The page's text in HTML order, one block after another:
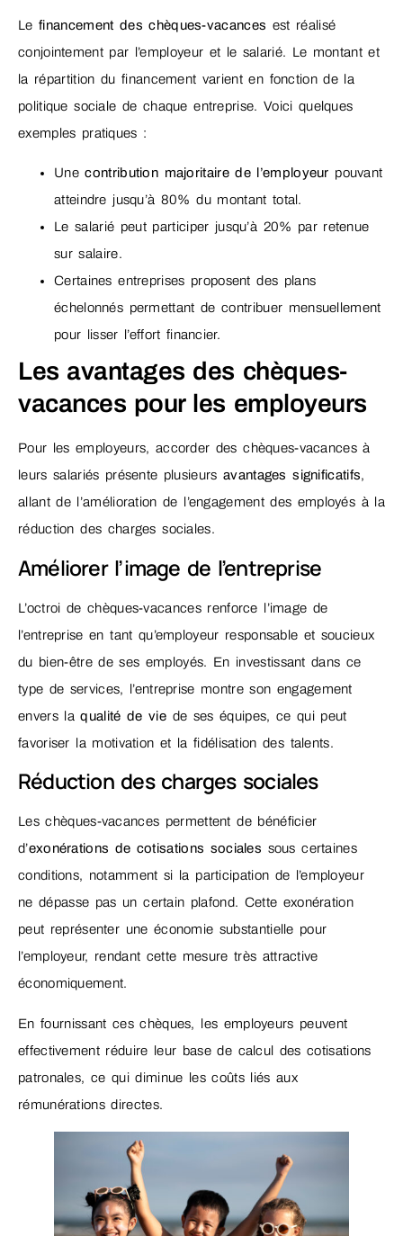
Lefinancement des chèques-vacances est réalisé
conjointement par l’employeur et le salarié. Le montant et
la répartition du financement varient en fonction de la
politique sociale de chaque entreprise. Voici quelques
exemples pratiques :
Unecontribution majoritaire de l’employeur pouvant
atteindre jusqu’à 80% du montant total.
Le salarié peut participer jusqu’à 20% par retenue
sur salaire.
Certaines entreprises proposent des plans
échelonnés permettant de contribuer mensuellement
pour lisser l’effort financier.
Les avantages des chèques-
vacances pour les employeurs
Pour les employeurs, accorder des chèques-vacances à
leurs salariés présente plusieursavantages significatifs,
allant de l’amélioration de l’engagement des employés à la
réduction des charges sociales.
Améliorer l’image de l’entreprise
L’octroi de chèques-vacances renforce l’image de
l’entreprise en tant qu’employeur responsable et soucieux
du bien-être de ses employés. En investissant dans ce
type de services, l’entreprise montre son engagement
envers laqualité de vie de ses équipes, ce qui peut
favoriser la motivation et la fidélisation des talents.
Réduction des charges sociales
Les chèques-vacances permettent de bénéficier
d’exonérations de cotisations sociales sous certaines
conditions, notamment si la participation de l’employeur
ne dépasse pas un certain plafond. Cette exonération
peut représenter une économie substantielle pour
l’employeur, rendant cette mesure très attractive
économiquement.
En fournissant ces chèques, les employeurs peuvent
effectivement réduire leur base de calcul des cotisations
patronales, ce qui diminue les coûts liés aux
rémunérations directes.